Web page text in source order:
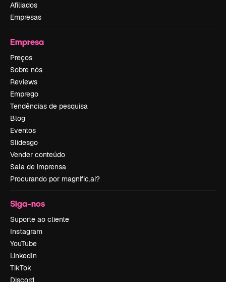
Afiliados
Empresas
Empresa
Preços
Sobre nós
Reviews
Emprego
Tendências de pesquisa
Blog
Eventos
Slidesgo
Vender conteúdo
Sala de imprensa
Procurando por magnific.ai?
Siga-nos
Suporte ao cliente
Instagram
YouTube
LinkedIn
TikTok
Discord